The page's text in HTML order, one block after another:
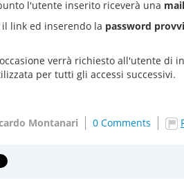
l'utente inserito riceverà una
il link ed inserendo la password
verrà richiesto all'utente di
per tutti gli accessi successivi.
Montanari 0 Comments